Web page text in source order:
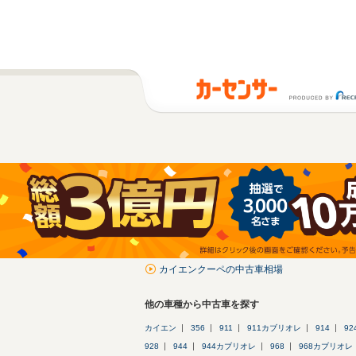
カイエンクーペの中古車相場
他の車種から中古車を探す
カイエン 356 911 911カブリオレ 914
928 944 944カブリオレ 968 968カブリオレ